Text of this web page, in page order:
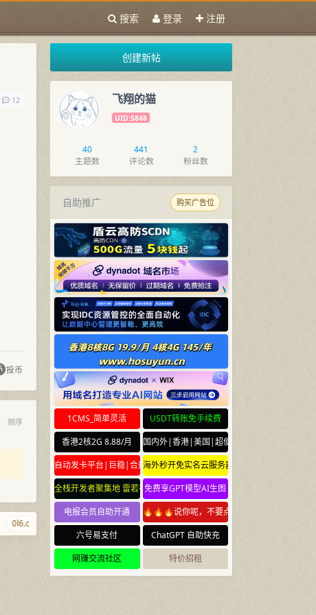
搜索 登录 注册
12
投币
倒序
0l6.com localhost.ws QiJingChun.com qnmd.cn
创建新帖
飞翔的猫
UID:5848
40
主题数
441
评论数
2
粉丝数
自助推广 购买广告位
1CMS_简单灵活
USDT转账免手续费
香港2核2G 8.88/月
国内外|香港|美国|超便宜云服务器
自动发卡平台|巨稳|合规海外秒开免实名云服务器
全栈开发者聚集地 雷若社区 leiruo.com
免费享GPT模型AI生图
电报会员自助开通
🔥🔥🔥说你呢，不要点🔥🔥🔥
六号易支付
ChatGPT 自助快充
网赚交流社区
特价招租